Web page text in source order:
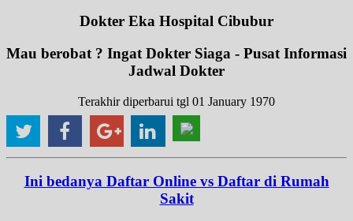
Dokter Eka Hospital Cibubur
Mau berobat ? Ingat Dokter Siaga - Pusat Informasi
Jadwal Dokter
Terakhir diperbarui tgl 01 January 1970
Ini bedanya Daftar Online vs Daftar di Rumah
Sakit